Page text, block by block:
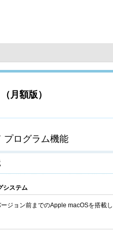
月額版）
プログラム機能
システム
ージョン前までのApple macOSを搭載